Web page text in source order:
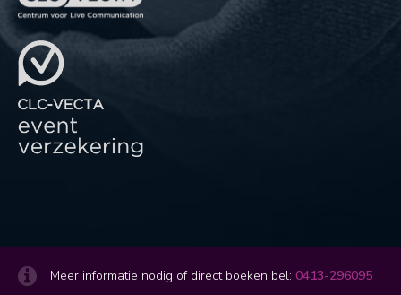
Meer informatie nodig of direct boeken bel: 0413-296095